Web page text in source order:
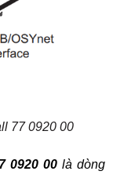
77 0920 00
0920 00 là dòng